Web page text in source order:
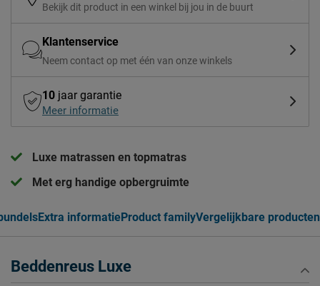
Bekijk dit product in een winkel bij jou in de buurt
Klantenservice
Neem contact op met één van onze winkels
10 jaar garantie
Meer informatie
Luxe matrassen en topmatras
Met erg handige opbergruimte
Extra informatieProduct familyVergelijkbare producten
Beddenreus Luxe